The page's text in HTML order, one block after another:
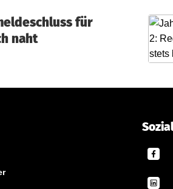
für
naht